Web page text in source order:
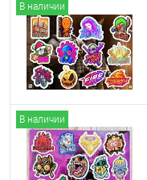
В наличии
В наличии